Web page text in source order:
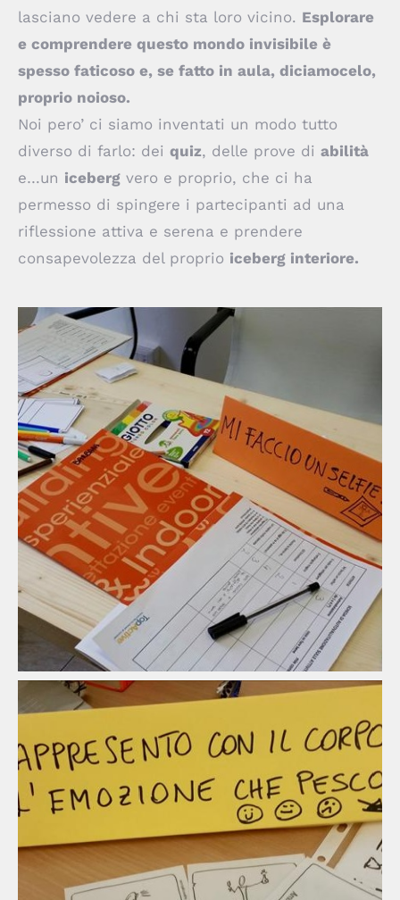
lasciano vedere a chi sta loro vicino. Esplorare
e comprendere questo mondo invisibile è
spesso faticoso e, se fatto in aula, diciamocelo,
proprio noioso.
Noi pero’ ci siamo inventati un modo tutto
diverso di farlo: dei quiz, delle prove di abilità
e…un iceberg vero e proprio, che ci ha
permesso di spingere i partecipanti ad una
riflessione attiva e serena e prendere
consapevolezza del proprio iceberg interiore.